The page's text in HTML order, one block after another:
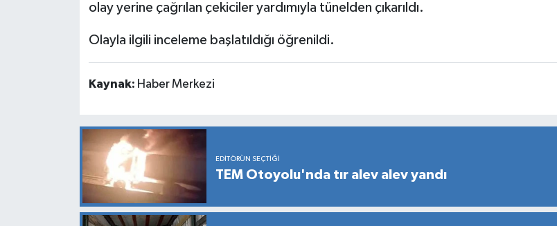
olay yerine çağrılan çekiciler yardımıyla tünelden çıkarıldı.
Olayla ilgili inceleme başlatıldığı öğrenildi.
Kaynak: Haber Merkezi
EDITÖRÜN SEÇTIĞI
TEM Otoyolu'nda tır alev alev yandı